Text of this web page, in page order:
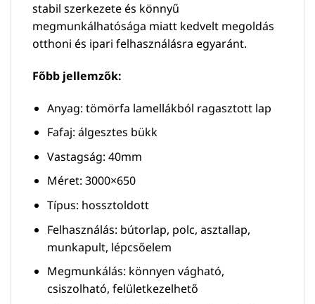
stabil szerkezete és könnyű
megmunkálhatósága miatt kedvelt megoldás
otthoni és ipari felhasználásra egyaránt.
Főbb jellemzők:
Anyag: tömörfa lamellákból ragasztott lap
Fafaj: álgesztes bükk
Vastagság: 40mm
Méret: 3000×650
Típus: hossztoldott
Felhasználás: bútorlap, polc, asztallap,
munkapult, lépcsőelem
Megmunkálás: könnyen vágható,
csiszolható, felületkezelhető